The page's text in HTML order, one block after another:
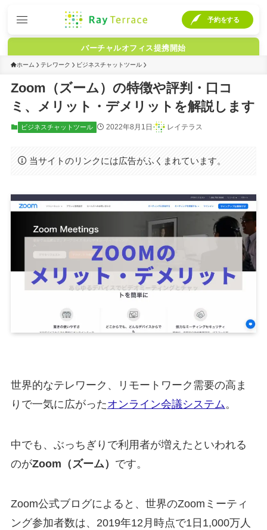
バーチャルオフィス提携開始
予約をする
ホーム テレワーク ビジネスチャットツール
Zoom（ズーム）の特徴や評判・口コ
ミ、メリット・デメリットを解説します
ビジネスチャットツール 2022年8月1日 レイテラス
当サイトのリンクには広告がふくまれています。
世界的なテレワーク、リモートワーク需要の高ま
りで一気に広がったオンライン会議システム 。
中でも、ぶっちぎりで利用者が増えたといわれる
のがZoom（ズーム） です。
Zoom公式ブログによると、世界のZoomミーティ
ング参加者数は、2019年12月時点で1日1,000万人